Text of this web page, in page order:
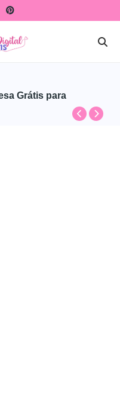
Grátis para
Rosa para
encantadora!